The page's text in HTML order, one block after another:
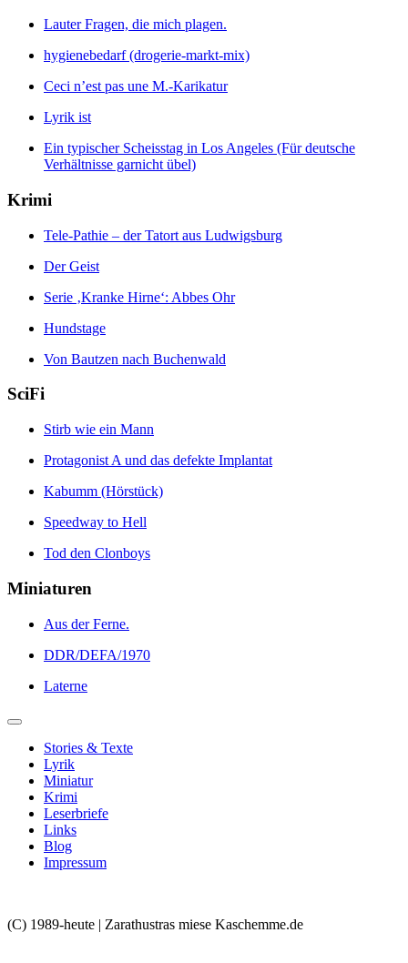
Lauter Fragen, die mich plagen.
hygienebedarf (drogerie-markt-mix)
Ceci n’est pas une M.-Karikatur
Lyrik ist
Ein typischer Scheisstag in Los Angeles (Für deutsche
Verhältnisse garnicht übel)
Krimi
Tele-Pathie – der Tatort aus Ludwigsburg
Der Geist
Serie ‚Kranke Hirne‘: Abbes Ohr
Hundstage
Von Bautzen nach Buchenwald
SciFi
Stirb wie ein Mann
Protagonist A und das defekte Implantat
Kabumm (Hörstück)
Speedway to Hell
Tod den Clonboys
Miniaturen
Aus der Ferne.
DDR/DEFA/1970
Laterne
Stories & Texte
Lyrik
Miniatur
Krimi
Leserbriefe
Links
Blog
Impressum
(C) 1989-heute | Zarathustras miese Kaschemme.de